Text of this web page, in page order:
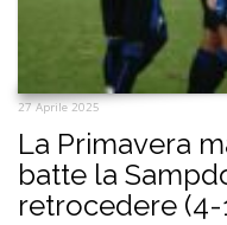
27 Aprile 2025
La Primavera
batte la
retrocedere (4-